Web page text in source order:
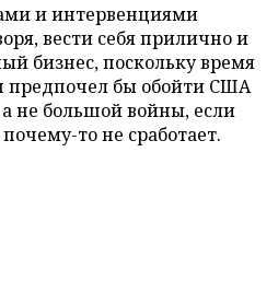
и интервенциями
вести себя прилично и
бизнес, поскольку время
предпочел бы обойти США
не большой войны, если
то не сработает.